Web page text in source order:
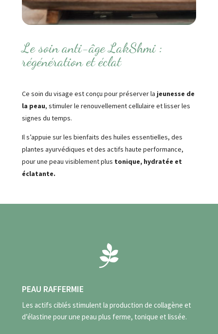
Le soin anti-âge LakShmi :
régénération et éclat
Ce soin du visage est conçu pour préserver la jeunesse de
la peau, stimuler le renouvellement cellulaire et lisser les
signes du temps.
Il s’appuie sur les bienfaits des huiles essentielles, des
plantes ayurvédiques et des actifs haute performance,
pour une peau visiblement plus tonique, hydratée et
éclatante.

PEAU RAFFERMIE
Les actifs ciblés stimulent la production de collagène et
d’élastine pour une peau plus ferme, tonique et lissée.